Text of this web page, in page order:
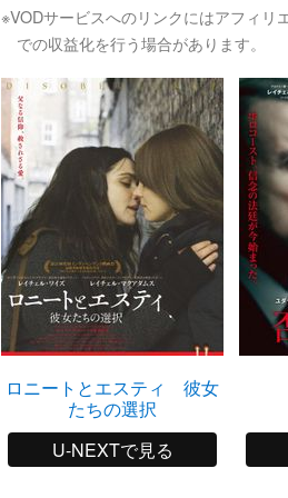
※VODサービスへのリンクにはアフィリ
での収益化を行う場合があります。
ロニートとエスティ 彼女
たちの選択
U-NEXTで見る